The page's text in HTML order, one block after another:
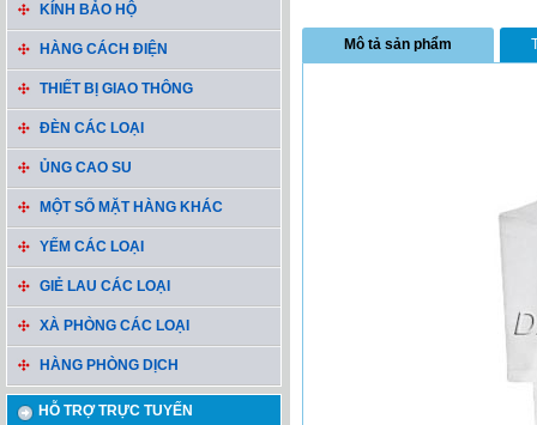
KÍNH BẢO HỘ
HÀNG CÁCH ĐIỆN
THIẾT BỊ GIAO THÔNG
ĐÈN CÁC LOẠI
ỦNG CAO SU
MỘT SỐ MẶT HÀNG KHÁC
YẾM CÁC LOẠI
GIẺ LAU CÁC LOẠI
XÀ PHÒNG CÁC LOẠI
HÀNG PHÒNG DỊCH
HỖ TRỢ TRỰC TUYẾN
Mô tả sản phẩm